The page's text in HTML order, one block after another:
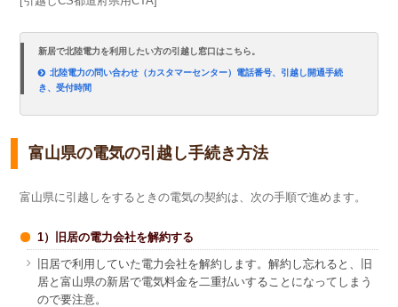
新居で北陸電力を利用したい方の引越し窓口はこちら。
北陸電力の問い合わせ（カスタマーセンター）電話番号、引越し開通手続
き、受付時間
富山県の電気の引越し手続き方法
富山県に引越しをするときの電気の契約は、次の手順で進めます。
1）旧居の電力会社を解約する
旧居で利用していた電力会社を解約します。解約し忘れると、旧
居と富山県の新居で電気料金を二重払いすることになってしまう
ので要注意。